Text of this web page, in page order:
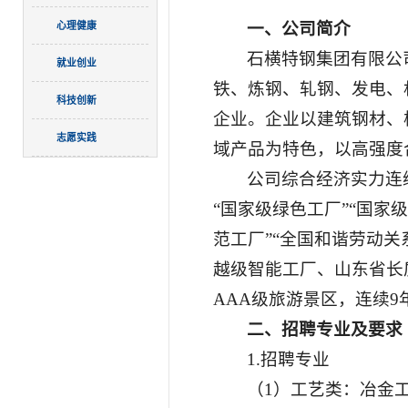
心理健康
就业创业
科技创新
志愿实践
一、公司简介
石横特钢集团有限
铁、炼钢、轧钢、发电
企业。企业以建筑钢材
域产品为特色，以高强
公司综合经济实力
“国家级绿色工厂”“国家
范工厂”“全国和谐劳动
越级智能工厂、山东省
AAA级旅游景区，连续9
二、招聘专业及要求
1.招聘专业
（1）工艺类：冶